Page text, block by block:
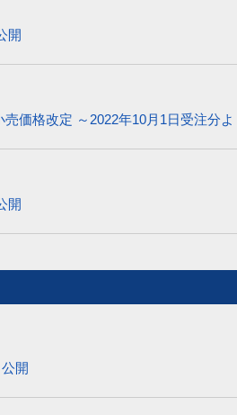
開
価格改定 ～2022年10月1日受注分
開
開